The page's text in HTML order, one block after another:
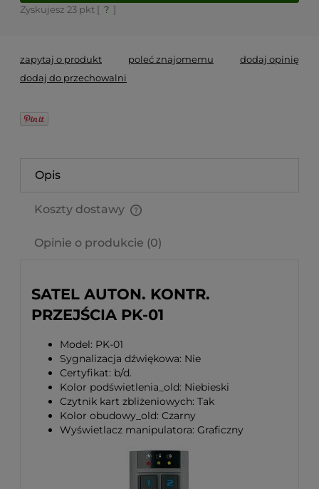
Zyskujesz 23 pkt [ ? ]
zapytaj o produkt poleć znajomemu
dodaj opinię
dodaj do przechowalni
Opis
Koszty dostawy
Opinie o produkcie (0)
SATEL AUTON. KONTR.
PRZEJŚCIA PK-01
Model: PK-01
Sygnalizacja dźwiękowa: Nie
Certyfikat: b/d.
Kolor podświetlenia_old: Niebieski
Czytnik kart zbliżeniowych: Tak
Kolor obudowy_old: Czarny
Wyświetlacz manipulatora: Graficzny